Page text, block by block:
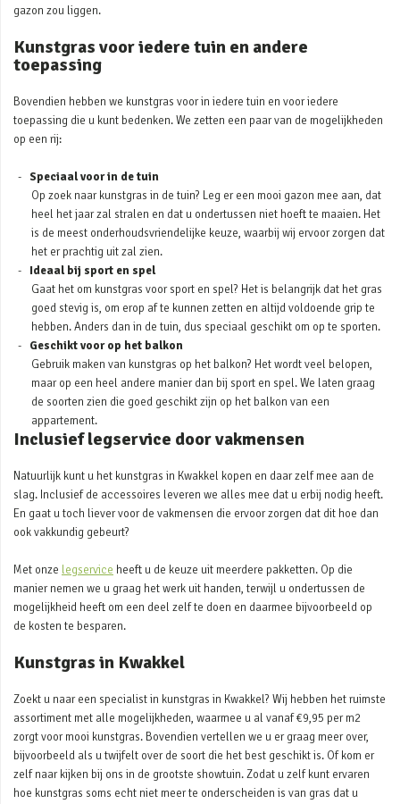
gazon zou liggen.
Kunstgras voor iedere tuin en andere
toepassing
Bovendien hebben we kunstgras voor in iedere tuin en voor iedere
toepassing die u kunt bedenken. We zetten een paar van de mogelijkheden
op een rij:
Speciaal voor in de tuin
Op zoek naar kunstgras in de tuin? Leg er een mooi gazon mee aan, dat
heel het jaar zal stralen en dat u ondertussen niet hoeft te maaien. Het
is de meest onderhoudsvriendelijke keuze, waarbij wij ervoor zorgen dat
het er prachtig uit zal zien.
Ideaal bij sport en spel
Gaat het om kunstgras voor sport en spel? Het is belangrijk dat het gras
goed stevig is, om erop af te kunnen zetten en altijd voldoende grip te
hebben. Anders dan in de tuin, dus speciaal geschikt om op te sporten.
Geschikt voor op het balkon
Gebruik maken van kunstgras op het balkon? Het wordt veel belopen,
maar op een heel andere manier dan bij sport en spel. We laten graag
de soorten zien die goed geschikt zijn op het balkon van een
appartement.
Inclusief legservice door vakmensen
Natuurlijk kunt u het kunstgras in Kwakkel kopen en daar zelf mee aan de
slag. Inclusief de accessoires leveren we alles mee dat u erbij nodig heeft.
En gaat u toch liever voor de vakmensen die ervoor zorgen dat dit hoe dan
ook vakkundig gebeurt?
Met onze legservice heeft u de keuze uit meerdere pakketten. Op die
manier nemen we u graag het werk uit handen, terwijl u ondertussen de
mogelijkheid heeft om een deel zelf te doen en daarmee bijvoorbeeld op
de kosten te besparen.
Kunstgras in Kwakkel
Zoekt u naar een specialist in kunstgras in Kwakkel? Wij hebben het ruimste
assortiment met alle mogelijkheden, waarmee u al vanaf €9,95 per m2
zorgt voor mooi kunstgras. Bovendien vertellen we u er graag meer over,
bijvoorbeeld als u twijfelt over de soort die het best geschikt is. Of kom er
zelf naar kijken bij ons in de grootste showtuin. Zodat u zelf kunt ervaren
hoe kunstgras soms echt niet meer te onderscheiden is van gras dat u